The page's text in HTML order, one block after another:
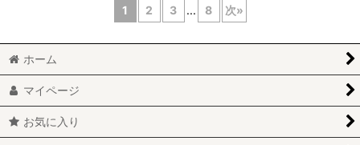
1 2 3 ... 8 次»
ホーム
マイページ
お気に入り